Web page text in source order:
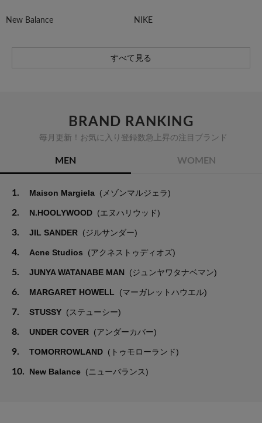
New Balance NIKE
すべて見る
BRAND RANKING
毎月更新！お気に入り登録数急上昇の注目ブランド
MEN WOMEN
1. Maison Margiela (メゾンマルジェラ)
2. N.HOOLYWOOD (エヌハリウッド)
3. JIL SANDER (ジルサンダー)
4. Acne Studios (アクネストゥディオズ)
5. JUNYA WATANABE MAN (ジュンヤワタナベマン)
6. MARGARET HOWELL (マーガレットハウエル)
7. STUSSY (ステューシー)
8. UNDER COVER (アンダーカバー)
9. TOMORROWLAND (トゥモローランド)
10. New Balance (ニューバランス)